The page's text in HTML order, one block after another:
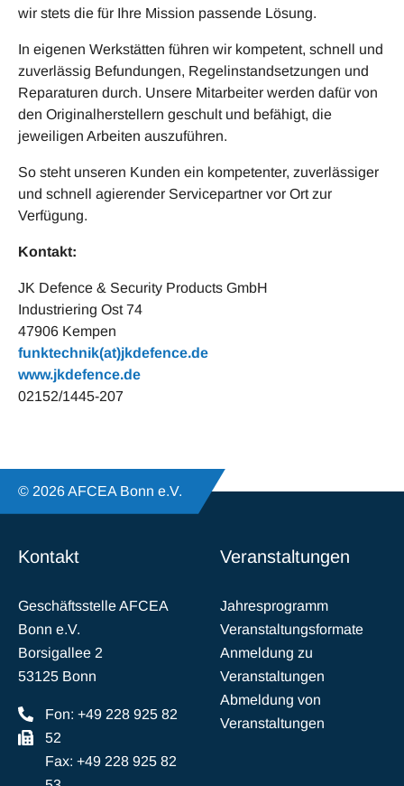
wir stets die für Ihre Mission passende Lösung.
In eigenen Werkstätten führen wir kompetent, schnell und
zuverlässig Befundungen, Regelinstandsetzungen und
Reparaturen durch. Unsere Mitarbeiter werden dafür von
den Originalherstellern geschult und befähigt, die
jeweiligen Arbeiten auszuführen.
So steht unseren Kunden ein kompetenter, zuverlässiger
und schnell agierender Servicepartner vor Ort zur
Verfügung.
Kontakt:
JK Defence & Security Products GmbH
Industriering Ost 74
47906 Kempen
funktechnik(at)jkdefence.de
www.jkdefence.de
02152/1445-207
© 2026 AFCEA Bonn e.V.
Kontakt
Geschäftsstelle AFCEA
Bonn e.V.
Borsigallee 2
53125 Bonn
Fon: +49 228 925 82
52
Fax: +49 228 925 82
Veranstaltungen
Jahresprogramm
Veranstaltungsformate
Anmeldung zu
Veranstaltungen
Abmeldung von
Veranstaltungen